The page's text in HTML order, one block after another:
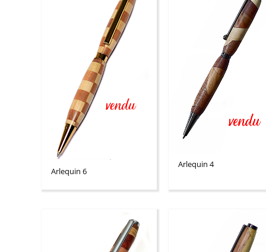
Arlequin 6
Arlequin 4